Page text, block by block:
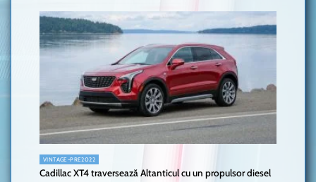
VINTAGE-PRE2022
Cadillac XT4 traversează Altanticul cu un propulsor diesel